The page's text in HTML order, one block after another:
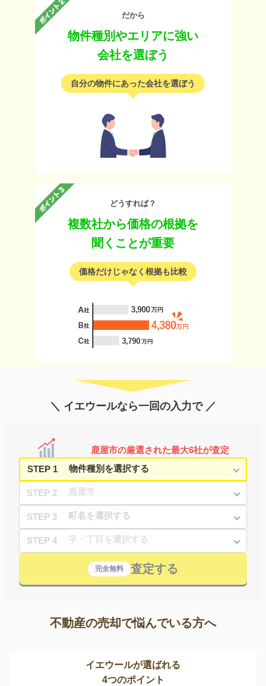
だから
物件種別やエリアに強い
会社を選ぼう
自分の物件にあった会社を選ぼう
どうすれば？
複数社から価格の根拠を
聞くことが重要
価格だけじゃなく根拠も比較
＼ イエウールなら一回の入力で ／
鹿屋市の厳選された最大6社が査定
STEP 1
STEP 2
STEP 3
STEP 4
完全無料 査定する
不動産の売却で悩んでいる方へ
イエウールが選ばれる
4つのポイント